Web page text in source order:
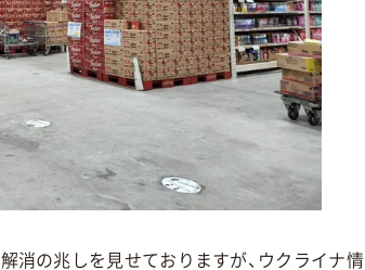
消の兆しを見せておりますが、ウクライナ情